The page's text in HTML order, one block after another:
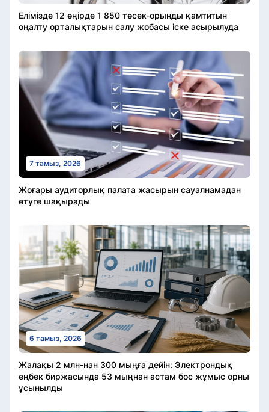
Елімізде 12 өңірде 1 850 төсек-орынды қамтитын
оңалту орталықтарын салу жобасы іске асырылуда
7 тамыз, 2026
Жоғары аудиторлық палата жасырын сауалнамадан
өтуге шақырады
6 тамыз, 2026
Жалақы 2 млн-нан 300 мыңға дейін: Электрондық
еңбек биржасында 53 мыңнан астам бос жұмыс орны
ұсынылды